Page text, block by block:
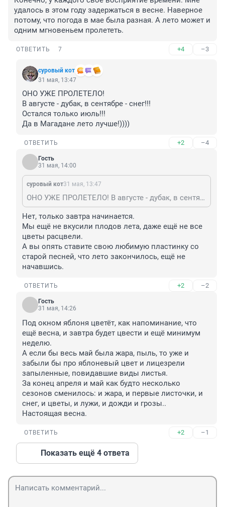
удалось в этом году задержаться в весне. Наверное
потому, что погода в мае была разная. А лето может и
одним мгновеньем пролететь.
ОТВЕТИТЬ 7 +4 –3
суровый кот
31 мая, 13:47
ОНО УЖЕ ПРОЛЕТЕЛО!
В августе - дубак, в сентябре - снег!!!
Остался только июль!!!
Да в Магадане лето лучше!))))
ОТВЕТИТЬ +2 –4
Гость
31 мая, 14:00
суровый кот31 мая, 13:47
ОНО УЖЕ ПРОЛЕТЕЛО! В августе - дубак, в сентябре - снег!!! Остался только июль!!! Да в Магадане лето лучше!))))
Нет, только завтра начинается.
Мы ещё не вкусили плодов лета, даже ещё не все
цветы расцвели.
А вы опять ставите свою любимую пластинку со
старой песней, что лето закончилось, ещё не
начавшись.
ОТВЕТИТЬ +2 –2
Гость
31 мая, 14:26
Под окном яблоня цветёт, как напоминание, что
ещё весна, и завтра будет цвести и ещё минимум
неделю.
А если бы весь май была жара, пыль, то уже и
забыли бы про яблоневый цвет и лицезрели
запыленные, повидавшие виды листья.
За конец апреля и май как будто несколько
сезонов сменилось: и жара, и первые листочки, и
снег, и цветы, и лужи, и дожди и грозы..
Настоящая весна.
ОТВЕТИТЬ +2 –1
Показать ещё 4 ответа